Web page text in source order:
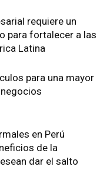
requiere un
para fortalecer a las
Latina
para una mayor
en Perú
de la
dar el salto